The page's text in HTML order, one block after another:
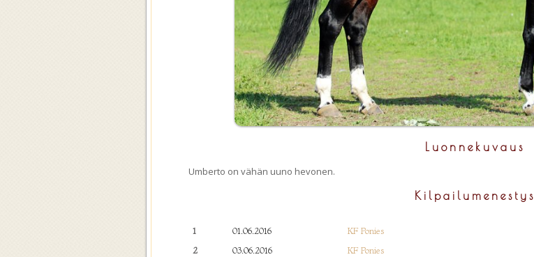
Luonnekuvaus
Umberto on vähän uuno hevonen.
Kilpailumenestys
1 01.06.2016 KF Ponies
2
03.06.2016 KF Ponies